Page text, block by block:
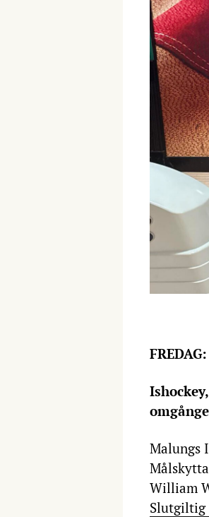
FREDAG:
Malungs
William
Slutgiltig